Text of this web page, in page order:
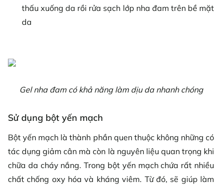
thấu xuống da rồi rửa sạch lớp nha đam trên bề mặt
da
Gel nha đam có khả năng làm dịu da nhanh chóng
Sử dụng bột yến mạch
Bột yến mạch là thành phần quen thuộc không những có
tác dụng giảm cân mà còn là nguyên liệu quan trọng khi
chữa da cháy nắng. Trong bột yến mạch chứa rất nhiều
chất chống oxy hóa và kháng viêm. Từ đó, sẽ giúp làm